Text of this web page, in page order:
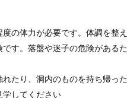
の体力が必要です。体調を整
す。落盤や迷子の危険がある
たり、洞内のものを持ち帰っ
学してください